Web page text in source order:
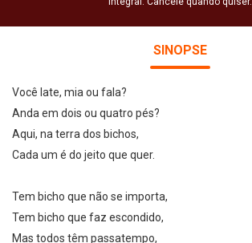
SINOPSE
Você late, mia ou fala?
Anda em dois ou quatro pés?
Aqui, na terra dos bichos,
Cada um é do jeito que quer.
Tem bicho que não se importa,
Tem bicho que faz escondido,
Mas todos têm passatempo,